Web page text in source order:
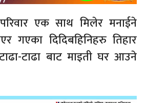
एक साथ मिलेर मनाईने
गएका दिदिबहिनिहरु तिहार
टाढा बाट माइती घर आउने